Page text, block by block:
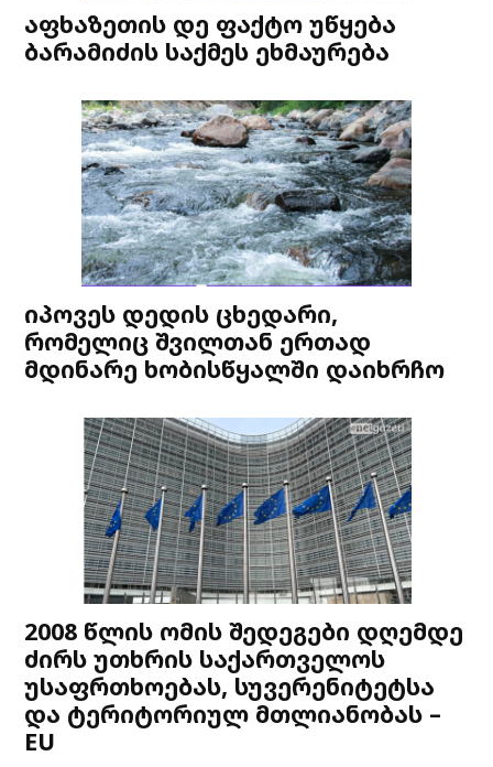
აფხაზეთის დე ფაქტო უწყება
ბარამიძის საქმეს ეხმაურება
იპოვეს დედის ცხედარი,
რომელიც შვილთან ერთად
მდინარე ხობისწყალში დაიხრჩო
2008 წლის ომის შედეგები დღემდე
ძირს უთხრის საქართველოს
უსაფრთხოებას, სუვერენიტეტსა
და ტერიტორიულ მთლიანობას –
EU